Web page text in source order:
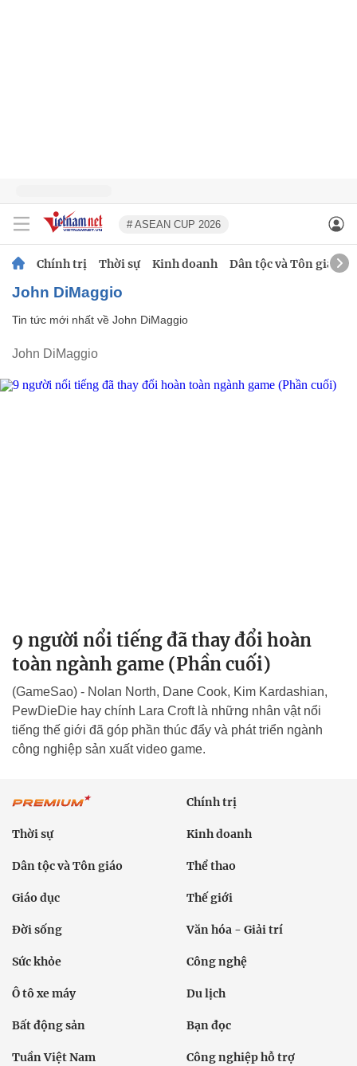
# ASEAN CUP 2026
Chính trị Thời sự Kinh doanh Dân tộc và Tôn giáo
John DiMaggio
Tin tức mới nhất về John DiMaggio
John DiMaggio
9 người nổi tiếng đã thay đổi hoàn
toàn ngành game (Phần cuối)
(GameSao) - Nolan North, Dane Cook, Kim Kardashian,
PewDieDie hay chính Lara Croft là những nhân vật nổi
tiếng thế giới đã góp phần thúc đẩy và phát triển ngành
công nghiệp sản xuất video game.
Chính trị
Thời sự Kinh doanh
Dân tộc và Tôn giáo Thể thao
Giáo dục Thế giới
Đời sống Văn hóa - Giải trí
Sức khỏe Công nghệ
Ô tô xe máy Du lịch
Bất động sản Bạn đọc
Tuần Việt Nam Công nghiệp hỗ trợ